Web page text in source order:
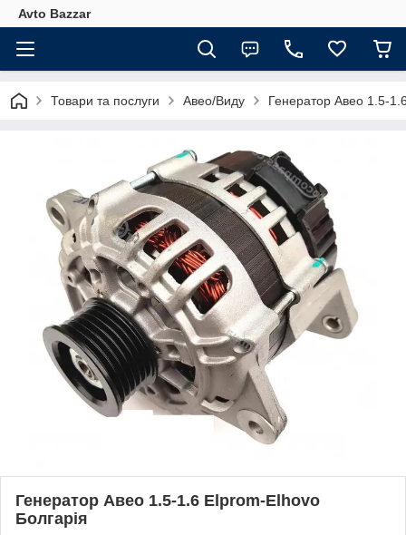
Avto Bazzar
Товари та послуги Авео/Виду Генератор Авео 1.5-
Генератор Авео 1.5-1.6 Elprom-Elhovo
Болгарія